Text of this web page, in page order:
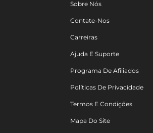
Sobre Nós
Contate-Nos
Carreiras
Ajuda E Suporte
Programa De Afiliados
Políticas De Privacidade
Termos E Condições
Mapa Do Site